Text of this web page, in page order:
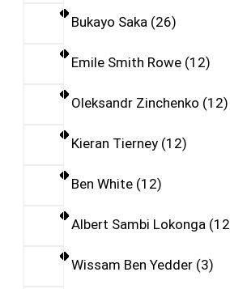
Bukayo Saka 26
Emile Smith Rowe 12
Oleksandr Zinchenko 12
Kieran Tierney 12
Ben White 12
Albert Sambi Lokonga 12
Wissam Ben Yedder 3